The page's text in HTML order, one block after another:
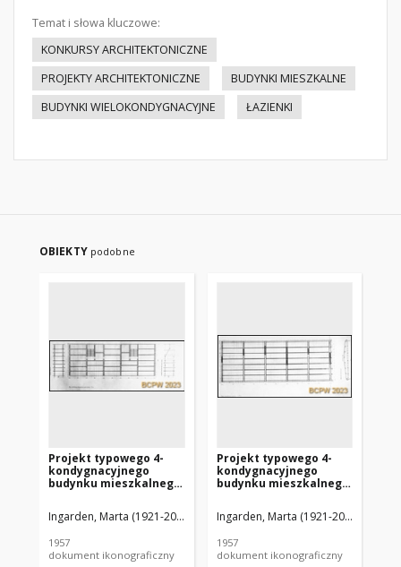
Temat i słowa kluczowe:
KONKURSY ARCHITEKTONICZNE
PROJEKTY ARCHITEKTONICZNE
BUDYNKI MIESZKALNE
BUDYNKI WIELOKONDYGNACYJNE
ŁAZIENKI
OBIEKTY podobne
Projekt typowego 4-
kondygnacyjnego
budynku mieszkalnego
uprzemysłowioną -
Konkurs SARP nr 231 :
Zdj. 11, Plan montażowy
kondygnacji
Ingarden, Marta (1921-2009). Architekt Ingarden, Janusz (1923-2005).
1957
dokument ikonograficzny
Projekt typowego 4-
kondygnacyjnego
budynku mieszkalnego
uprzemysłowioną -
Konkurs SARP nr 231 :
Zdj. 10, Plan montażowy
dachu
Ingarden, Marta (1921-2009).
1957
dokument ikonograficzny